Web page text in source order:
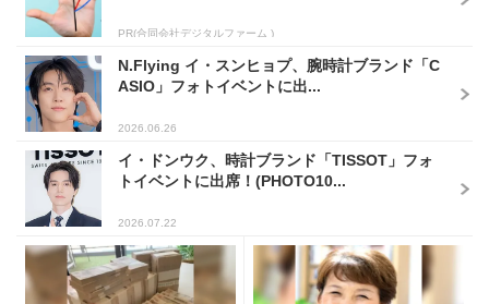
PR(合同会社デジタルファーム )
N.Flying イ・スンヒョプ、腕時計ブランド「C
ASIO」フォトイベントに出...
2026.06.26
イ・ドンウク、時計ブランド「TISSOT」フォ
トイベントに出席！(PHOTO10...
2026.07.22